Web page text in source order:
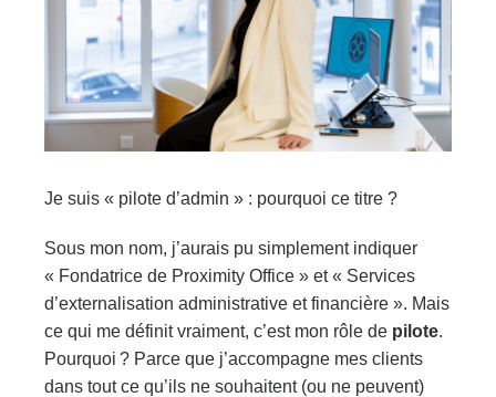
Je suis « pilote d’admin » : pourquoi ce titre ?
Sous mon nom, j’aurais pu simplement indiquer
« Fondatrice de Proximity Office » et « Services
d’externalisation administrative et financière ». Mais
ce qui me définit vraiment, c’est mon rôle de pilote.
Pourquoi ? Parce que j’accompagne mes clients
dans tout ce qu’ils ne souhaitent (ou ne peuvent)